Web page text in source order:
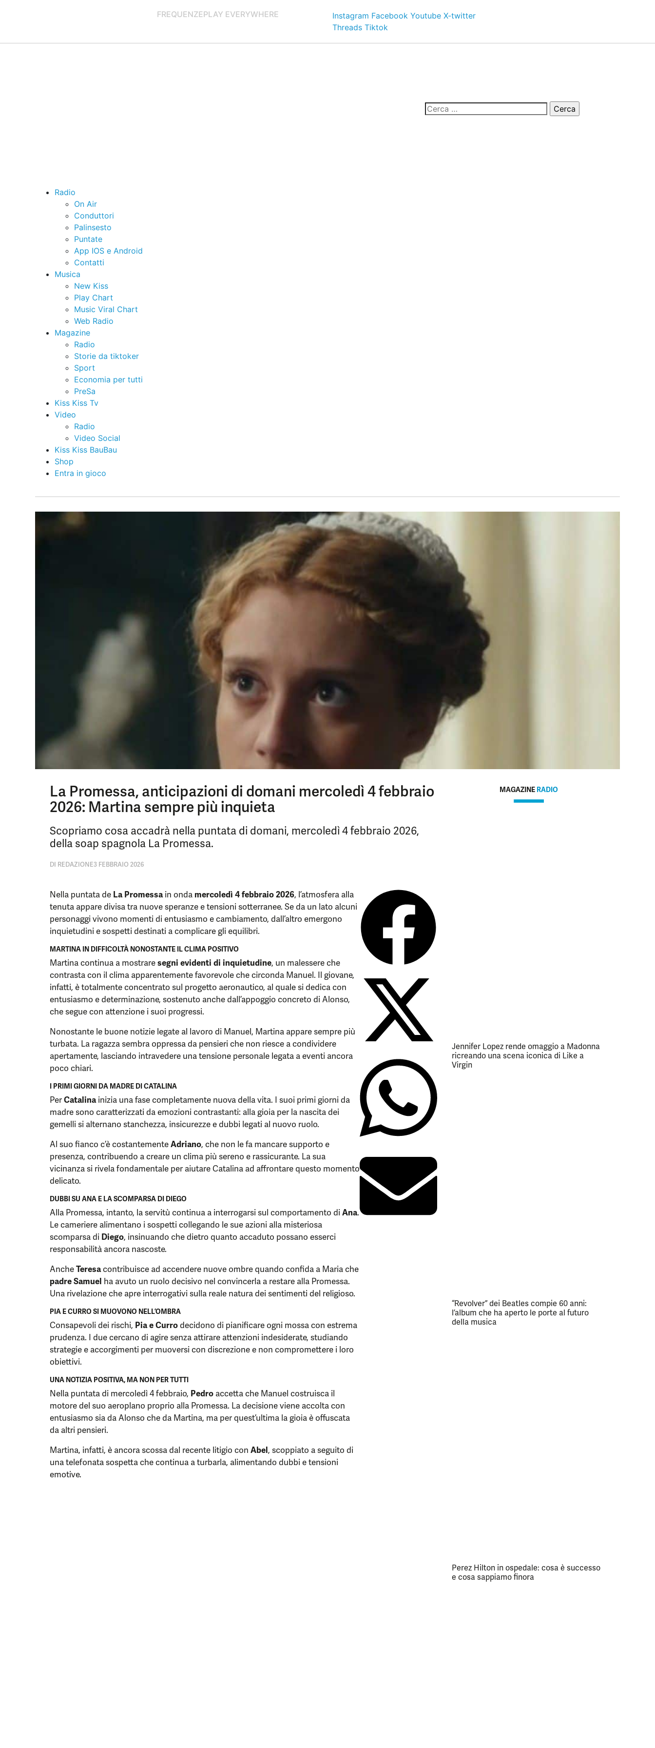
FREQUENZEPLAY EVERYWHERE Instagram Facebook Youtube X-twitter
Threads Tiktok
Radio
On Air
Conduttori
Palinsesto
Puntate
App IOS e Android
Contatti
Musica
New Kiss
Play Chart
Music Viral Chart
Web Radio
Magazine
Radio
Storie da tiktoker
Sport
Economia per tutti
PreSa
Kiss Kiss Tv
Video
Radio
Video Social
Kiss Kiss BauBau
Shop
Entra in gioco
La Promessa, anticipazioni di domani mercoledì 4 febbraio
2026: Martina sempre più inquieta
Scopriamo cosa accadrà nella puntata di domani, mercoledì 4 febbraio 2026,
della soap spagnola La Promessa.
DI REDAZIONE3 FEBBRAIO 2026
Nella puntata de La Promessain onda mercoledì 4 febbraio 2026, l’atmosfera alla
tenuta appare divisa tra nuove speranze e tensioni sotterranee. Se da un lato alcuni
personaggi vivono momenti di entusiasmo e cambiamento, dall’altro emergono
inquietudini e sospetti destinati a complicare gli equilibri.
MARTINA IN DIFFICOLTÀ NONOSTANTE IL CLIMA POSITIVO
Martina continua a mostraresegni evidenti di inquietudine, un malessere che
contrasta con il clima apparentemente favorevole che circonda Manuel. Il giovane,
infatti, è totalmente concentrato sul progetto aeronautico, al quale si dedica con
entusiasmo e determinazione, sostenuto anche dall’appoggio concreto di Alonso,
che segue con attenzione i suoi progressi.
Nonostante le buone notizie legate al lavoro di Manuel, Martina appare sempre più
turbata. La ragazza sembra oppressa da pensieri che non riesce a condividere
apertamente, lasciando intravedere una tensione personale legata a eventi ancora
poco chiari.
I PRIMI GIORNI DA MADRE DI CATALINA
PerCatalinainizia una fase completamente nuova della vita. I suoi primi giorni da
madre sono caratterizzati da emozioni contrastanti: alla gioia per la nascita dei
gemelli si alternano stanchezza, insicurezze e dubbi legati al nuovo ruolo.
Al suo fianco c’è costantementeAdriano, che non le fa mancare supporto e
presenza, contribuendo a creare un clima più sereno e rassicurante. La sua
vicinanza si rivela fondamentale per aiutare Catalina ad affrontare questo momento
delicato.
DUBBI SU ANA E LA SCOMPARSA DI DIEGO
Alla Promessa, intanto, la servitù continua a interrogarsi sul comportamento diAna.
Le cameriere alimentano i sospetti collegando le sue azioni alla misteriosa
scomparsa di Diego, insinuando che dietro quanto accaduto possano esserci
responsabilità ancora nascoste.
AncheTeresacontribuisce ad accendere nuove ombre quando confida a Maria che
padre Samuel ha avuto un ruolo decisivo nel convincerla a restare alla Promessa.
Una rivelazione che apre interrogativi sulla reale natura dei sentimenti del religioso.
PIA E CURRO SI MUOVONO NELL’OMBRA
Consapevoli dei rischi, Pia e Currodecidono di pianificare ogni mossa con estrema
prudenza. I due cercano di agire senza attirare attenzioni indesiderate, studiando
strategie e accorgimenti per muoversi con discrezione e non compromettere i loro
obiettivi.
UNA NOTIZIA POSITIVA, MA NON PER TUTTI
Nella puntata di mercoledì 4 febbraio, Pedro accetta che Manuel costruisca il
motore del suo aeroplano proprio alla Promessa. La decisione viene accolta con
entusiasmo sia da Alonso che da Martina, ma per quest’ultima la gioia è offuscata
da altri pensieri.
Martina, infatti, è ancora scossa dal recente litigio con Abel, scoppiato a seguito di
una telefonata sospetta che continua a turbarla, alimentando dubbi e tensioni
emotive.
MAGAZINE RADIO
Jennifer Lopez rende omaggio a Madonna
ricreando una scena iconica di Like a
Virgin
“Revolver” dei Beatles compie 60 anni:
l’album che ha aperto le porte al futuro
della musica
Perez Hilton in ospedale: cosa è successo
e cosa sappiamo finora